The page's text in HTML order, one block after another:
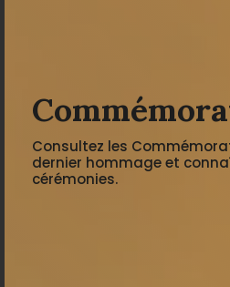
Consultez les
dernier hommage et
cérémonies.